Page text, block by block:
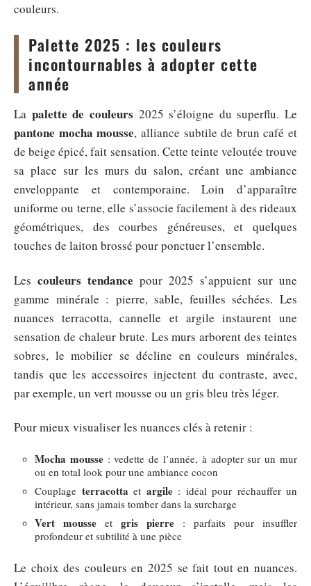
couleurs.
Palette 2025 : les couleurs
incontournables à adopter cette
année
La palette de couleurs 2025 s’éloigne du superflu. Le
pantone mocha mousse, alliance subtile de brun café et
de beige épicé, fait sensation. Cette teinte veloutée trouve
sa place sur les murs du salon, créant une ambiance
enveloppante et contemporaine. Loin d’apparaître
uniforme ou terne, elle s’associe facilement à des rideaux
géométriques, des courbes généreuses, et quelques
touches de laiton brossé pour ponctuer l’ensemble.
Les couleurs tendance pour 2025 s’appuient sur une
gamme minérale : pierre, sable, feuilles séchées. Les
nuances terracotta, cannelle et argile instaurent une
sensation de chaleur brute. Les murs arborent des teintes
sobres, le mobilier se décline en couleurs minérales,
tandis que les accessoires injectent du contraste, avec,
par exemple, un vert mousse ou un gris bleu très léger.
Pour mieux visualiser les nuances clés à retenir :
Mocha mousse: vedette de l’année, à adopter sur un mur
ou en total look pour une ambiance cocon
Couplage terracotta et argile: idéal pour réchauffer un
intérieur, sans jamais tomber dans la surcharge
Vert mousse et gris pierre : parfaits pour insuffler
profondeur et subtilité à une pièce
Le choix des couleurs en 2025 se fait tout en nuances.